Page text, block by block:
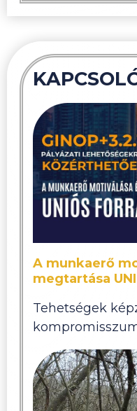
A munkaerő
megtartása
Tehetségek